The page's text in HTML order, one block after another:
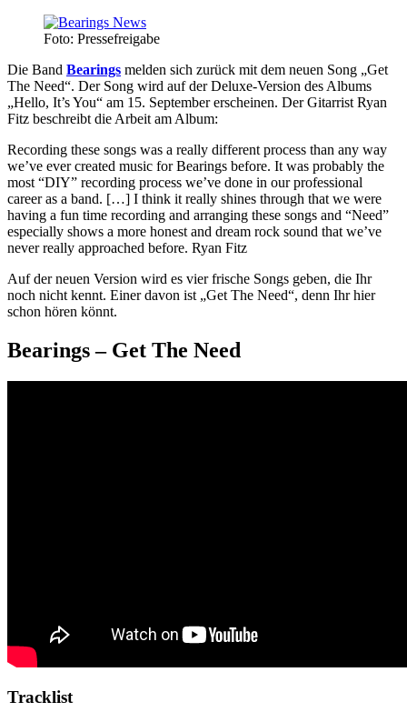
Foto: Pressefreigabe
Die Band Bearings melden sich zurück mit dem neuen Song „Get
The Need“. Der Song wird auf der Deluxe-Version des Albums
„Hello, It’s You“ am 15. September erscheinen. Der Gitarrist Ryan
Fitz beschreibt die Arbeit am Album:
Recording these songs was a really different process than any way
we’ve ever created music for Bearings before. It was probably the
most “DIY” recording process we’ve done in our professional
career as a band. […] I think it really shines through that we were
having a fun time recording and arranging these songs and “Need”
especially shows a more honest and dream rock sound that we’ve
never really approached before. Ryan Fitz
Auf der neuen Version wird es vier frische Songs geben, die Ihr
noch nicht kennt. Einer davon ist „Get The Need“, denn Ihr hier
schon hören könnt.
Bearings – Get The Need
Tracklist